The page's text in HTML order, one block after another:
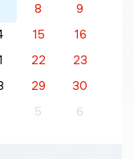
8
9
15
16
22
23
29
30
5 6